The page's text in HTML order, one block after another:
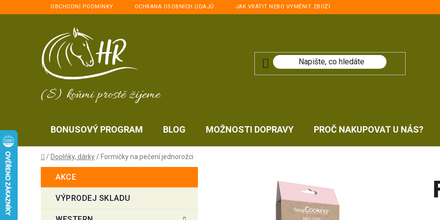
na
OBCHODNÍ PODMÍNKY OCHRANA OSOBNÍCH ÚDAJŮ JAK VRÁTIT NEBO VYMĚNIT ZBOŽÍ
(S) koňmi prostě žijeme
BONUSOVÝ PROGRAM BLOG MOŽNOSTI DOPRAVY PROČ NAKUPOVAT U NÁS?
Domů
/ Doplňky, dárky / Formičky na pečení jednorožci
o
t
kategorie
AKCE
VÝPRODEJ SKLADU